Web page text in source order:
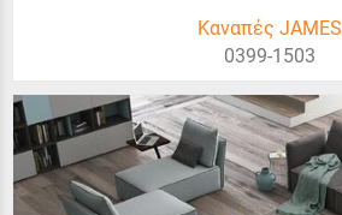
Καναπές JAMES
0399-1503